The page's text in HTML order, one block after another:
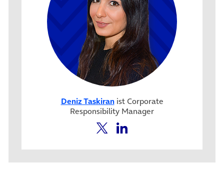
Deniz Taskiranist Corporate
Responsibility Manager